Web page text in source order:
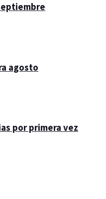
agosto
por primera vez